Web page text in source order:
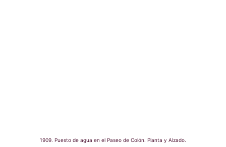
1909. Puesto de agua en el Paseo de Colón. Planta y Alzado.